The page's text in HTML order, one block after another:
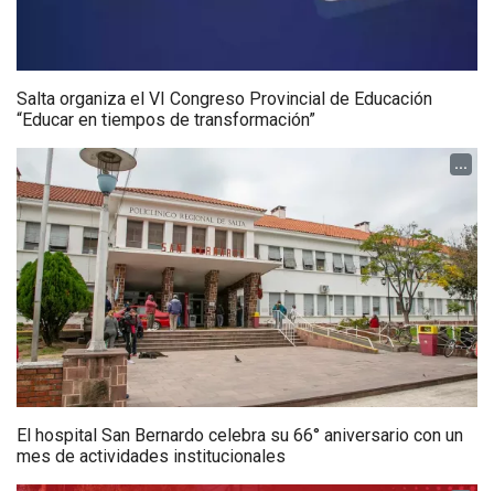
Salta organiza el VI Congreso Provincial de Educación
“Educar en tiempos de transformación”
...
El hospital San Bernardo celebra su 66° aniversario con un
mes de actividades institucionales